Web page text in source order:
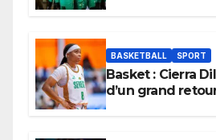
BASKETBALL SPORT
Basket : Cierra
d’un grand